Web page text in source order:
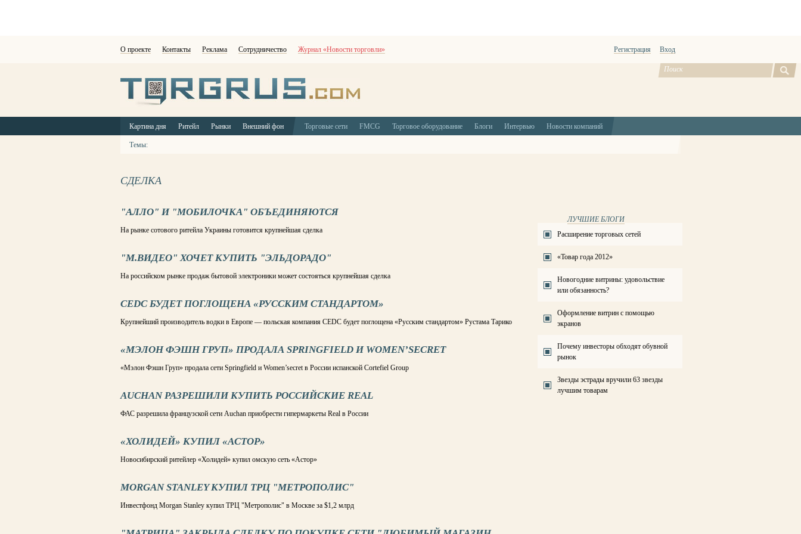
О проекте Контакты Реклама Сотрудничество Журнал «Новости торговли» Регистрация Вход
Картина дня Ритейл Рынки Внешний фон Торговые сети FMCG Торговое оборудование Блоги Интервью Новости компаний
Темы:
СДЕЛКА
"АЛЛО" И "МОБИЛОЧКА" ОБЪЕДИНЯЮТСЯ
На рынке сотового ритейла Украины готовится крупнейшая сделка
"М.ВИДЕО" ХОЧЕТ КУПИТЬ "ЭЛЬДОРАДО"
На российском рынке продаж бытовой электроники может состояться крупнейшая сделка
CEDC БУДЕТ ПОГЛОЩЕНА «РУССКИМ СТАНДАРТОМ»
Крупнейший производитель водки в Европе — польская компания CEDC будет поглощена «Русским стандартом» Рустама Тарико
«МЭЛОН ФЭШН ГРУП» ПРОДАЛА SPRINGFIELD И WOMEN’SECRET
«Мэлон Фэшн Груп» продала сети Springfield и Women’secret в России испанской Cortefiel Group
AUCHAN РАЗРЕШИЛИ КУПИТЬ РОССИЙСКИЕ REAL
ФАС разрешила французской сети Auchan приобрести гипермаркеты Real в России
«ХОЛИДЕЙ» КУПИЛ «АСТОР»
Новосибирский ритейлер «Холидей» купил омскую сеть «Астор»
MORGAN STANLEY КУПИЛ ТРЦ "МЕТРОПОЛИС"
Инвестфонд Morgan Stanley купил ТРЦ "Метрополис" в Москве за $1,2 млрд
ЛУЧШИЕ БЛОГИ
Расширение торговых сетей
«Товар года 2012»
Новогодние витрины: удовольствие
или обязанность?
Оформление витрин с помощью
экранов
Почему инвесторы обходят обувной
рынок
Звезды эстрады вручили 63 звезды
лучшим товарам